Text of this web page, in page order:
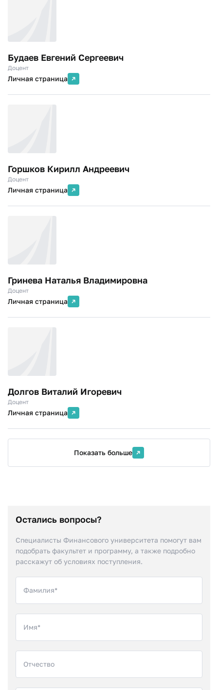
Будаев Евгений Сергеевич
Доцент
Личная страница
Горшков Кирилл Андреевич
Доцент
Личная страница
Гринева Наталья Владимировна
Доцент
Личная страница
Долгов Виталий Игоревич
Доцент
Личная страница
Показать больше
Остались вопросы?
Специалисты Финансового университета помогут вам
подобрать факультет и программу, а также подробно
расскажут об условиях поступления.
Фамилия*
Имя*
Отчество